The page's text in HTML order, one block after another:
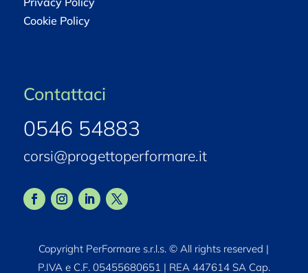
Cookie Policy
Contattaci
0546 54883
corsi@progettoperformare.it
Copyright PerFormare s.r.l.s. © All rights reserved |
P.IVA e C.F. 05455680651 | REA 447614 SA Cap.